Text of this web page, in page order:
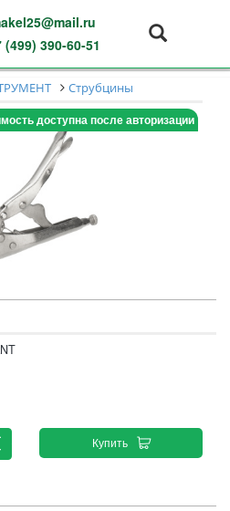
(499) 390-60-51
Струбцины
доступна после авторизации
Купить